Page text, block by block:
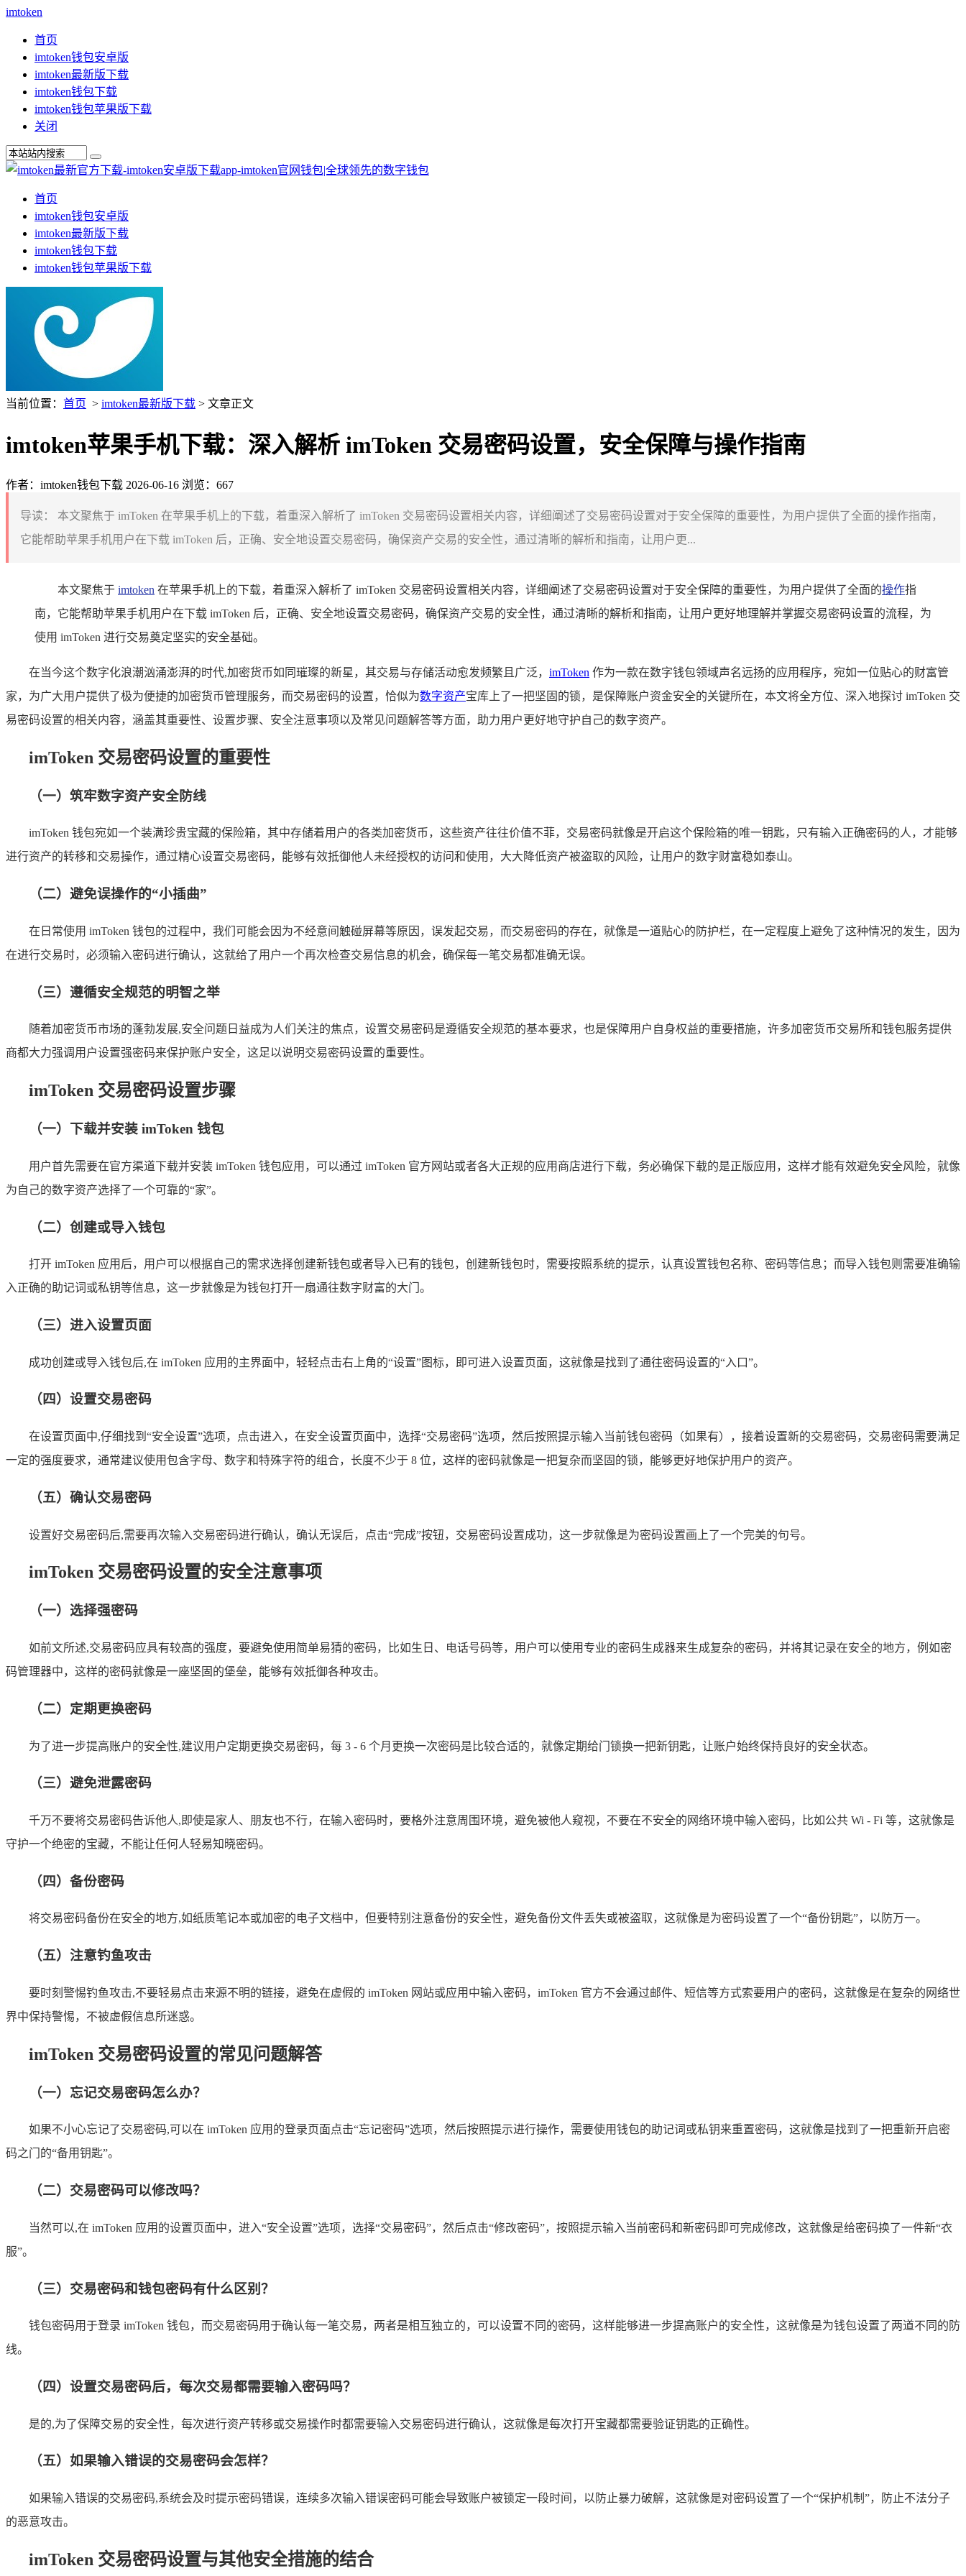
imtoken
首页
imtoken钱包安卓版
imtoken最新版下载
imtoken钱包下载
imtoken钱包苹果版下载
关闭
首页
imtoken钱包安卓版
imtoken最新版下载
imtoken钱包下载
imtoken钱包苹果版下载
当前位置： 首页 > imtoken最新版下载 > 文章正文
imtoken苹果手机下载：深入解析 imToken 交易密码设置，安全保障与操作指南
作者：imtoken钱包下载 2026-06-16 浏览：667
导读：
本文聚焦于 imToken 在苹果手机上的下载，着重深入解析了 imToken 交易密码设置相关内容，详细阐述了交易密码设置对于安全保障的重要性，为用户提供了全面的操作指南，
它能帮助苹果手机用户在下载 imToken 后，正确、安全地设置交易密码，确保资产交易的安全性，通过清晰的解析和指南，让用户更...
本文聚焦于 imtoken 在苹果手机上的下载，着重深入解析了 imToken 交易密码设置相关内容，详细阐述了交易密码设置对于安全保障的重要性，为用户提供了全面的操作指
南，它能帮助苹果手机用户在下载 imToken 后，正确、安全地设置交易密码，确保资产交易的安全性，通过清晰的解析和指南，让用户更好地理解并掌握交易密码设置的流程，为
使用 imToken 进行交易奠定坚实的安全基础。
在当今这个数字化浪潮汹涌澎湃的时代,加密货币如同璀璨的新星，其交易与存储活动愈发频繁且广泛， imToken 作为一款在数字钱包领域声名远扬的应用程序，宛如一位贴心的财富管
家，为广大用户提供了极为便捷的加密货币管理服务，而交易密码的设置，恰似为数字资产宝库上了一把坚固的锁，是保障账户资金安全的关键所在，本文将全方位、深入地探讨 imToken 交
易密码设置的相关内容，涵盖其重要性、设置步骤、安全注意事项以及常见问题解答等方面，助力用户更好地守护自己的数字资产。
imToken 交易密码设置的重要性
（一）筑牢数字资产安全防线
imToken 钱包宛如一个装满珍贵宝藏的保险箱，其中存储着用户的各类加密货币，这些资产往往价值不菲，交易密码就像是开启这个保险箱的唯一钥匙，只有输入正确密码的人，才能够
进行资产的转移和交易操作，通过精心设置交易密码，能够有效抵御他人未经授权的访问和使用，大大降低资产被盗取的风险，让用户的数字财富稳如泰山。
（二）避免误操作的“小插曲”
在日常使用 imToken 钱包的过程中，我们可能会因为不经意间触碰屏幕等原因，误发起交易，而交易密码的存在，就像是一道贴心的防护栏，在一定程度上避免了这种情况的发生，因为
在进行交易时，必须输入密码进行确认，这就给了用户一个再次检查交易信息的机会，确保每一笔交易都准确无误。
（三）遵循安全规范的明智之举
随着加密货币市场的蓬勃发展,安全问题日益成为人们关注的焦点，设置交易密码是遵循安全规范的基本要求，也是保障用户自身权益的重要措施，许多加密货币交易所和钱包服务提供
商都大力强调用户设置强密码来保护账户安全，这足以说明交易密码设置的重要性。
imToken 交易密码设置步骤
（一）下载并安装 imToken 钱包
用户首先需要在官方渠道下载并安装 imToken 钱包应用，可以通过 imToken 官方网站或者各大正规的应用商店进行下载，务必确保下载的是正版应用，这样才能有效避免安全风险，就像
为自己的数字资产选择了一个可靠的“家”。
（二）创建或导入钱包
打开 imToken 应用后，用户可以根据自己的需求选择创建新钱包或者导入已有的钱包，创建新钱包时，需要按照系统的提示，认真设置钱包名称、密码等信息；而导入钱包则需要准确输
入正确的助记词或私钥等信息，这一步就像是为钱包打开一扇通往数字财富的大门。
（三）进入设置页面
成功创建或导入钱包后,在 imToken 应用的主界面中，轻轻点击右上角的“设置”图标，即可进入设置页面，这就像是找到了通往密码设置的“入口”。
（四）设置交易密码
在设置页面中,仔细找到“安全设置”选项，点击进入，在安全设置页面中，选择“交易密码”选项，然后按照提示输入当前钱包密码（如果有），接着设置新的交易密码，交易密码需要满足
一定的强度要求，通常建议使用包含字母、数字和特殊字符的组合，长度不少于 8 位，这样的密码就像是一把复杂而坚固的锁，能够更好地保护用户的资产。
（五）确认交易密码
设置好交易密码后,需要再次输入交易密码进行确认，确认无误后，点击“完成”按钮，交易密码设置成功，这一步就像是为密码设置画上了一个完美的句号。
imToken 交易密码设置的安全注意事项
（一）选择强密码
如前文所述,交易密码应具有较高的强度，要避免使用简单易猜的密码，比如生日、电话号码等，用户可以使用专业的密码生成器来生成复杂的密码，并将其记录在安全的地方，例如密
码管理器中，这样的密码就像是一座坚固的堡垒，能够有效抵御各种攻击。
（二）定期更换密码
为了进一步提高账户的安全性,建议用户定期更换交易密码，每 3 - 6 个月更换一次密码是比较合适的，就像定期给门锁换一把新钥匙，让账户始终保持良好的安全状态。
（三）避免泄露密码
千万不要将交易密码告诉他人,即使是家人、朋友也不行，在输入密码时，要格外注意周围环境，避免被他人窥视，不要在不安全的网络环境中输入密码，比如公共 Wi - Fi 等，这就像是
守护一个绝密的宝藏，不能让任何人轻易知晓密码。
（四）备份密码
将交易密码备份在安全的地方,如纸质笔记本或加密的电子文档中，但要特别注意备份的安全性，避免备份文件丢失或被盗取，这就像是为密码设置了一个“备份钥匙”，以防万一。
（五）注意钓鱼攻击
要时刻警惕钓鱼攻击,不要轻易点击来源不明的链接，避免在虚假的 imToken 网站或应用中输入密码，imToken 官方不会通过邮件、短信等方式索要用户的密码，这就像是在复杂的网络世
界中保持警惕，不被虚假信息所迷惑。
imToken 交易密码设置的常见问题解答
（一）忘记交易密码怎么办？
如果不小心忘记了交易密码,可以在 imToken 应用的登录页面点击“忘记密码”选项，然后按照提示进行操作，需要使用钱包的助记词或私钥来重置密码，这就像是找到了一把重新开启密
码之门的“备用钥匙”。
（二）交易密码可以修改吗？
当然可以,在 imToken 应用的设置页面中，进入“安全设置”选项，选择“交易密码”，然后点击“修改密码”，按照提示输入当前密码和新密码即可完成修改，这就像是给密码换了一件新“衣
服”。
（三）交易密码和钱包密码有什么区别？
钱包密码用于登录 imToken 钱包，而交易密码用于确认每一笔交易，两者是相互独立的，可以设置不同的密码，这样能够进一步提高账户的安全性，这就像是为钱包设置了两道不同的防
线。
（四）设置交易密码后，每次交易都需要输入密码吗？
是的,为了保障交易的安全性，每次进行资产转移或交易操作时都需要输入交易密码进行确认，这就像是每次打开宝藏都需要验证钥匙的正确性。
（五）如果输入错误的交易密码会怎样？
如果输入错误的交易密码,系统会及时提示密码错误，连续多次输入错误密码可能会导致账户被锁定一段时间，以防止暴力破解，这就像是对密码设置了一个“保护机制”，防止不法分子
的恶意攻击。
imToken 交易密码设置与其他安全措施的结合